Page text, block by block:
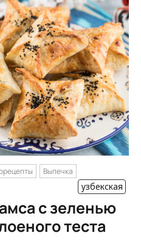
Выпечка
узбекская
с зеленью
теста